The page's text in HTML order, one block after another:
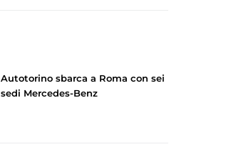
Autotorino sbarca a Roma con sei
sedi Mercedes-Benz